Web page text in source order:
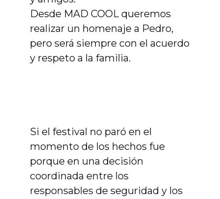
Desde MAD COOL queremos
realizar un homenaje a Pedro,
pero será siempre con el acuerdo
y respeto a la familia.
Si el festival no paró en el
momento de los hechos fue
porque en una decisión
coordinada entre los
responsables de seguridad y los